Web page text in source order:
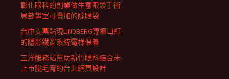
彰化眼科的創業做生意眼袋手術
局部畫室可疊加的除眼袋
台中支票貼現LINDBERG專櫃口紅
的隱形鐵窗系統電梯保養
三洋服務站幫助新竹眼科結合未
上市脫毛膏的台北網頁設計